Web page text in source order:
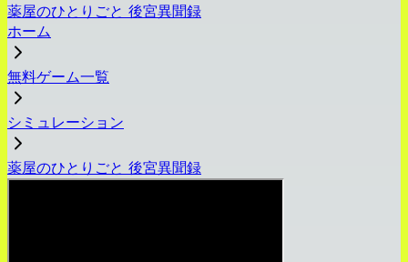
薬屋のひとりごと 後宮異聞録
ホーム
無料ゲーム一覧
シミュレーション
薬屋のひとりごと 後宮異聞録